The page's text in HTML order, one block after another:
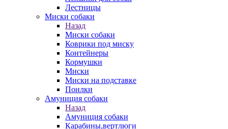
Лестницы
Миски собаки
Назад
Миски собаки
Коврики под миску
Контейнеры
Кормушки
Миски
Миски на подставке
Поилки
Амуниция собаки
Назад
Амуниция собаки
Карабины,вертлюги